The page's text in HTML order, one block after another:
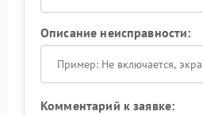
Описание неисправности:
Комментарий к заявке: